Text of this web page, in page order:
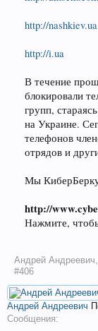
http://nashkiev.ua
http://i.ua
В течение
блокировали
групп,
на Украине.
телефонов
отрядов и
Мы
http://
Нажмите,
Андрей Андреевич
#406
Андрей Андреевич
Сообщения: